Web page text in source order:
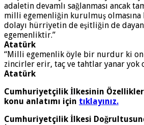
adaletin devamlı sağlanması ancak
milli egemenliğin kurulmuş olmasına
dolayı hürriyetin de eşitliğin de
egemenliktir.”
Atatürk
“Milli egemenlik öyle bir nurdur ki
zincirler erir, taç ve tahtlar yanar yok
Atatürk
Cumhuriyetçilik İlkesinin
konu anlatımı için tıklayınız.
Cumhuriyetçilik İlkesi